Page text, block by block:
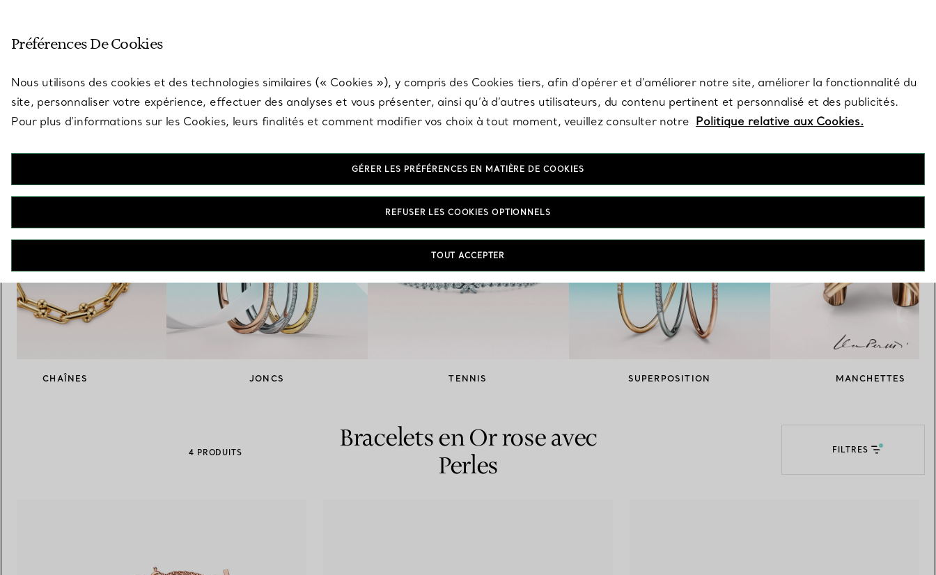
avec un expert en diamants Tiffany.
CHAÎNES JONCS TENNIS SUPERPOSITION MANCHETTES
4 PRODUITS
Bracelets en Or rose avec
Perles
FILTRES
Préférences De Cookies
Nous utilisons des cookies et des technologies similaires (« Cookies »), y compris des Cookies tiers, afin d’opérer et d’améliorer notre site, améliorer la fonctionnalité du
site, personnaliser votre expérience, effectuer des analyses et vous présenter, ainsi qu’à d’autres utilisateurs, du contenu pertinent et personnalisé et des publicités.
Pour plus d’informations sur les Cookies, leurs finalités et comment modifier vos choix à tout moment, veuillez consulter notre Politique relative aux Cookies.
GÉRER LES PRÉFÉRENCES EN MATIÈRE DE COOKIES
REFUSER LES COOKIES OPTIONNELS
TOUT ACCEPTER